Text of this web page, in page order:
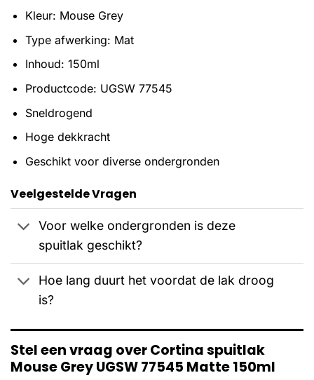
Kleur: Mouse Grey
Type afwerking: Mat
Inhoud: 150ml
Productcode: UGSW 77545
Sneldrogend
Hoge dekkracht
Geschikt voor diverse ondergronden
Veelgestelde Vragen
Voor welke ondergronden is deze
spuitlak geschikt?
Hoe lang duurt het voordat de lak droog
is?
Stel een vraag over Cortina spuitlak
Mouse Grey UGSW 77545 Matte 150ml